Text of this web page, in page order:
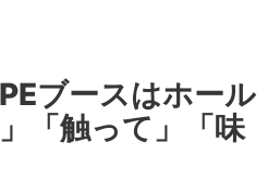
ブースはホール
「触って」「味